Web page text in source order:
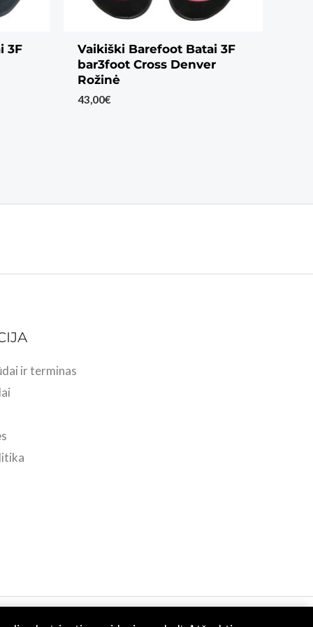
3F
Vaikiški Barefoot Batai 3F
bar3foot Cross Denver
Rožinė
43,00€
ir terminas